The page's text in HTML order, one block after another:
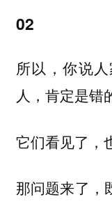
02
所以，你说
人，肯定是错
它们看见了，
那问题来了，